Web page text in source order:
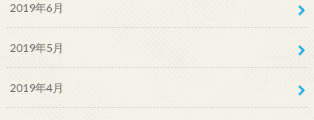
2019年6月
2019年5月
2019年4月